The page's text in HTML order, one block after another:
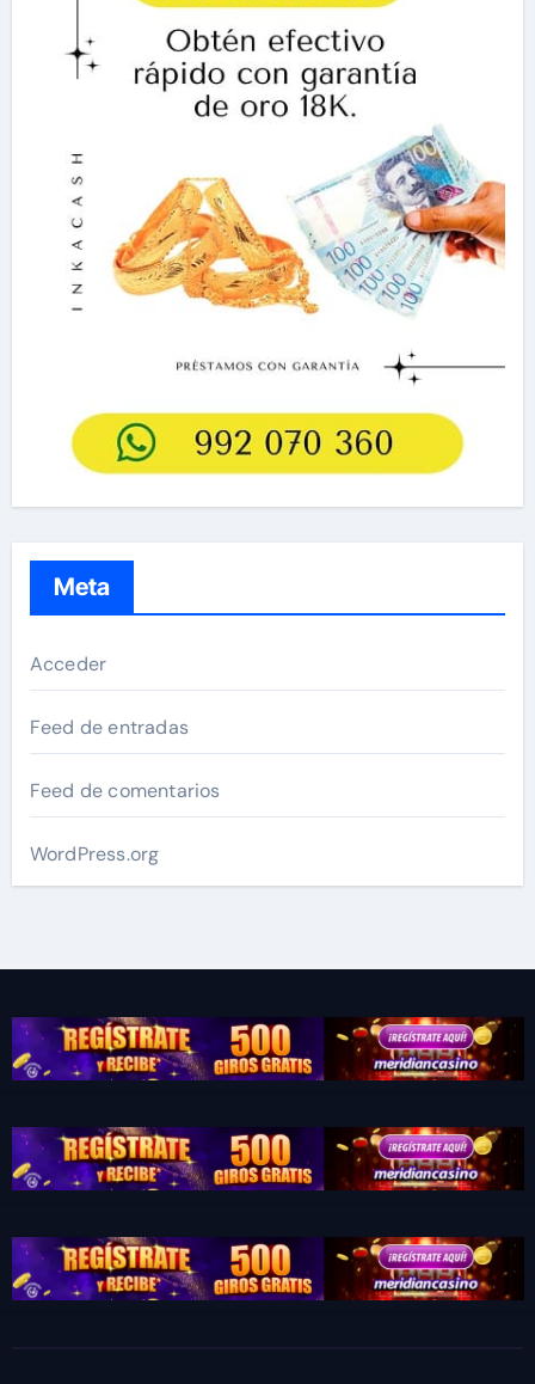
Meta
Acceder
Feed de entradas
Feed de comentarios
WordPress.org